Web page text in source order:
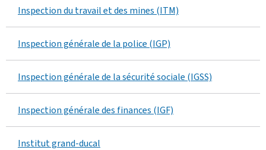
Inspection du travail et des mines (ITM)
Inspection générale de la police (IGP)
Inspection générale de la sécurité sociale (IGSS)
Inspection générale des finances (IGF)
Institut grand-ducal